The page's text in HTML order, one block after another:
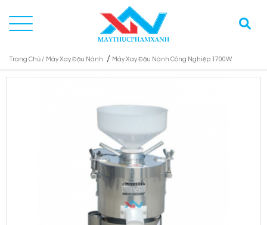
Trang Chủ / Máy Xay Đậu Nành / Máy Xay Đậu Nành Công Nghiệp 1700W